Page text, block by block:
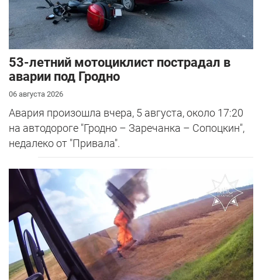
53-летний мотоциклист пострадал в
аварии под Гродно
06 августа 2026
Авария произошла вчера, 5 августа, около 17:20
на автодороге "Гродно – Заречанка – Сопоцкин",
недалеко от "Привала".